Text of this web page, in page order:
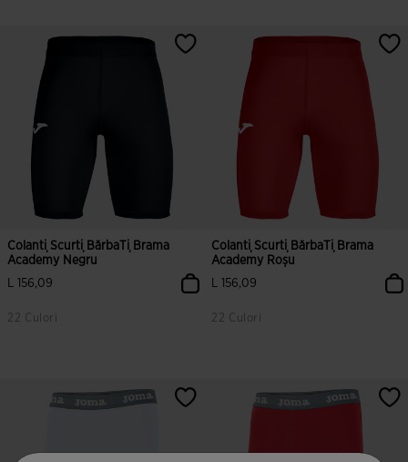
Colanți Scurți BărbaȚi Brama
Academy Negru
L 156,09
22 Culori
Colanți Scurți BărbaȚi Brama
Academy Roșu
L 156,09
22 Culori